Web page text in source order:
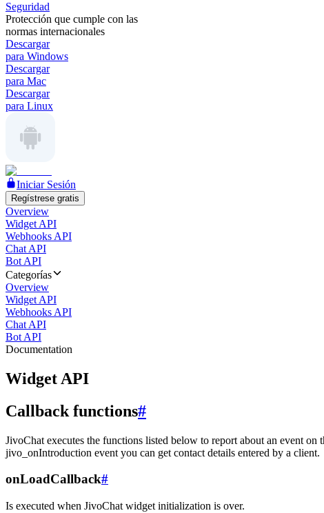
Seguridad
Protección que cumple con las
normas internacionales
Descargar
para Windows
Descargar
para Mac
Descargar
para Linux
Iniciar Sesión
Regístrese gratis
Overview
Widget API
Webhooks API
Chat API
Bot API
Categorías
Overview
Widget API
Webhooks API
Chat API
Bot API
Documentation
Widget API
Callback functions#
JivoChat executes the functions listed below to report about an event
jivo_onIntroduction event you can get contact details entered by a client.
onLoadCallback#
Is executed when JivoChat widget initialization is over.